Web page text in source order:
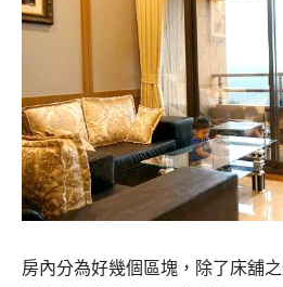
房內分為好幾個區塊，除了床舖